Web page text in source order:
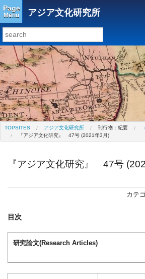
Page
Menu アジア文化研究所
研究所トップ 教育研究所 社会
キリスト教と文化研究所 アジア
平和研究所 グローバル言語教育
ジェンダー研究センター
TOPSITES アジア文化研究所 刊行物：紀要
『アジア文化研究』 47号 (2021年3月)
『アジア文化研究』 47号
カテ
目次
研究論文(Research Articles)